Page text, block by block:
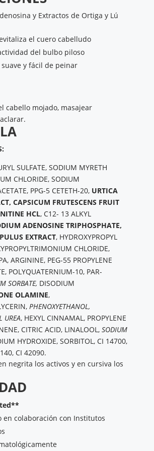
y Extractos de Ortiga y Lú​
el cuero cabelludo
del bulbo piloso
y fácil de peinar​
cabello mojado, masajear
SULFATE, SODIUM MYRETH
CHLORI­DE, SODIUM
PPG-5 CETETH-20, URTICA
CAPSICUM FRUTESCENS FRUIT
HCL, C12- 13 ALKYL
ADENO­SINE TRIPHOSPHATE,
EXTRACT, HYDROXYPROPYL
CHLORIDE,
ARGI­NINE, PEG-55 PROPYLENE
POLYQUATERNIUM-10, PAR­
SORBATE, DISO­DIUM
OLAMINE,
PHENOX­YETHANOL,
UREA, HEXYL CINNAMAL, PROPYLENE
CITRIC ACID, LINA­LOOL, SODIUM
HYDROXIDE, SORBITOL, CI 14700,
CI 42090.
negrita los activos y en cursiva los
en colaboración con Institutos